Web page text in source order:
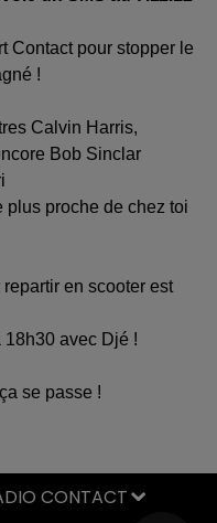
Contact pour stopper le
!
Calvin Harris,
Bob Sinclar
proche de chez toi
en scooter est
18h30 avec Djé !
se passe !
CONTACT